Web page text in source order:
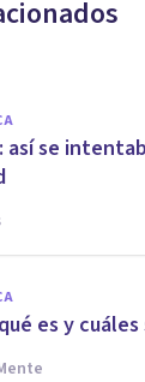
así se
es y